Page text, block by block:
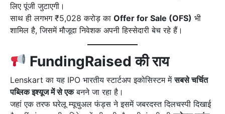
लिए पूंजी जुटाएगी।
साथ ही लगभग ₹5,028 करोड़ का Offer for Sale (OFS) भी
शामिल है, जिसमें मौजूदा निवेशक अपनी हिस्सेदारी बेच रहे हैं।
FundingRaised की राय
Lenskart का यह IPO भारतीय स्टार्टअप इकोसिस्टम मेंसबसे चर्चित
पब्लिक इश्यूज में से एकबनने जा रहा है।
जहां एक तरफ घरेलू म्यूचुअल फंड्स ने इसमें जबरदस्त दिलचस्पी दिखाई